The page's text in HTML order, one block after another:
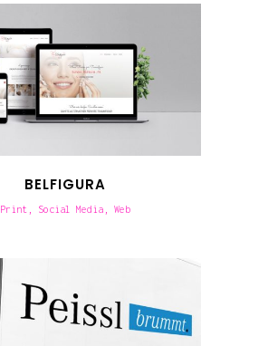
BELFIGURA
Print, Social Media, Web